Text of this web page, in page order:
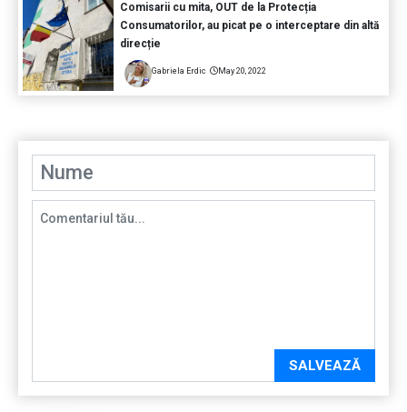
Comisarii cu mita, OUT de la Protecția
Consumatorilor, au picat pe o interceptare din altă
direcție
Gabriela Erdic May 20, 2022
SALVEAZĂ